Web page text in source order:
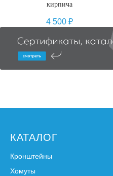
кирпича
4 500 ₽
КАТАЛОГ
Кронштейны
Хомуты